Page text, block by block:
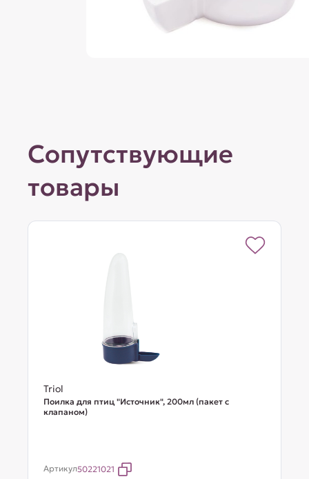
Сопутствующие
товары
Triol
Поилка для птиц "Источник", 200мл (пакет с
клапаном)
Артикул50221021